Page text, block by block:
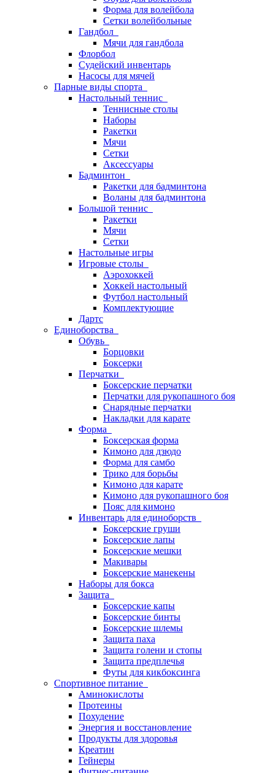
Форма для волейбола
Сетки волейбольные
Гандбол
Мячи для гандбола
Флорбол
Судейский инвентарь
Насосы для мячей
Парные виды спорта
Настольный теннис
Теннисные столы
Наборы
Ракетки
Мячи
Сетки
Аксессуары
Бадминтон
Ракетки для бадминтона
Воланы для бадминтона
Большой теннис
Ракетки
Мячи
Сетки
Настольные игры
Игровые столы
Аэрохоккей
Хоккей настольный
Футбол настольный
Комплектующие
Дартс
Единоборства
Обувь
Борцовки
Боксерки
Перчатки
Боксерские перчатки
Перчатки для рукопашного боя
Снарядные перчатки
Накладки для карате
Форма
Боксерская форма
Кимоно для дзюдо
Форма для самбо
Трико для борьбы
Кимоно для карате
Кимоно для рукопашного боя
Пояс для кимоно
Инвентарь для единоборств
Боксерские груши
Боксерские лапы
Боксерские мешки
Макивары
Боксерские манекены
Наборы для бокса
Защита
Боксерские капы
Боксерские бинты
Боксерские шлемы
Защита паха
Защита голени и стопы
Защита предплечья
Футы для кикбоксинга
Спортивное питание
Аминокислоты
Протеины
Похудение
Энергия и восстановление
Продукты для здоровья
Креатин
Гейнеры